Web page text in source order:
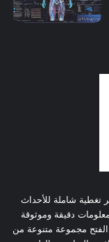
تغطية شاملة للأحداث
معلومات دقيقة وموثوقة
مجموعة متنوعة من